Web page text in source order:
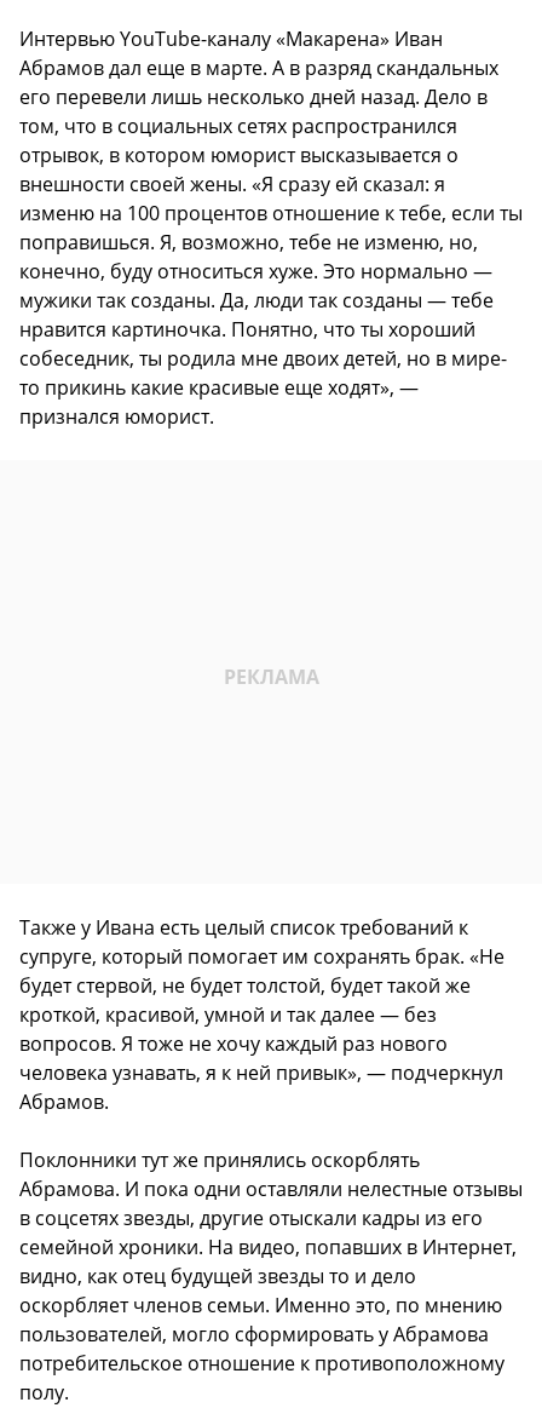
Интервью YouTube-каналу «Макарена» Иван
Абрамов дал еще в марте. А в разряд скандальных
его перевели лишь несколько дней назад. Дело в
том, что в социальных сетях распространился
отрывок, в котором юморист высказывается о
внешности своей жены. «Я сразу ей сказал: я
изменю на 100 процентов отношение к тебе, если ты
поправишься. Я, возможно, тебе не изменю, но,
конечно, буду относиться хуже. Это нормально —
мужики так созданы. Да, люди так созданы — тебе
нравится картиночка. Понятно, что ты хороший
собеседник, ты родила мне двоих детей, но в мире-
то прикинь какие красивые еще ходят», —
признался юморист.
Также у Ивана есть целый список требований к
супруге, который помогает им сохранять брак. «Не
будет стервой, не будет толстой, будет такой же
кроткой, красивой, умной и так далее — без
вопросов. Я тоже не хочу каждый раз нового
человека узнавать, я к ней привык», — подчеркнул
Абрамов.
Поклонники тут же принялись оскорблять
Абрамова. И пока одни оставляли нелестные отзывы
в соцсетях звезды, другие отыскали кадры из его
семейной хроники. На видео, попавших в Интернет,
видно, как отец будущей звезды то и дело
оскорбляет членов семьи. Именно это, по мнению
пользователей, могло сформировать у Абрамова
потребительское отношение к противоположному
полу.